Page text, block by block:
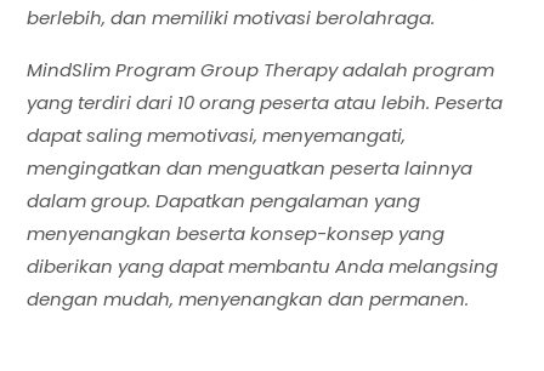
berlebih, dan memiliki motivasi berolahraga.
MindSlim Program Group Therapy adalah program
yang terdiri dari 10 orang peserta atau lebih. Peserta
dapat saling memotivasi, menyemangati,
mengingatkan dan menguatkan peserta lainnya
dalam group. Dapatkan pengalaman yang
menyenangkan beserta konsep-konsep yang
diberikan yang dapat membantu Anda melangsing
dengan mudah, menyenangkan dan permanen.